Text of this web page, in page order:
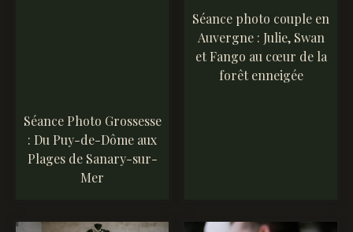
Séance Photo Grossesse
: Du Puy-de-Dôme aux
Plages de Sanary-sur-
Mer
Séance photo couple en
Auvergne : Julie, Swan
et Fango au cœur de la
forêt enneigée